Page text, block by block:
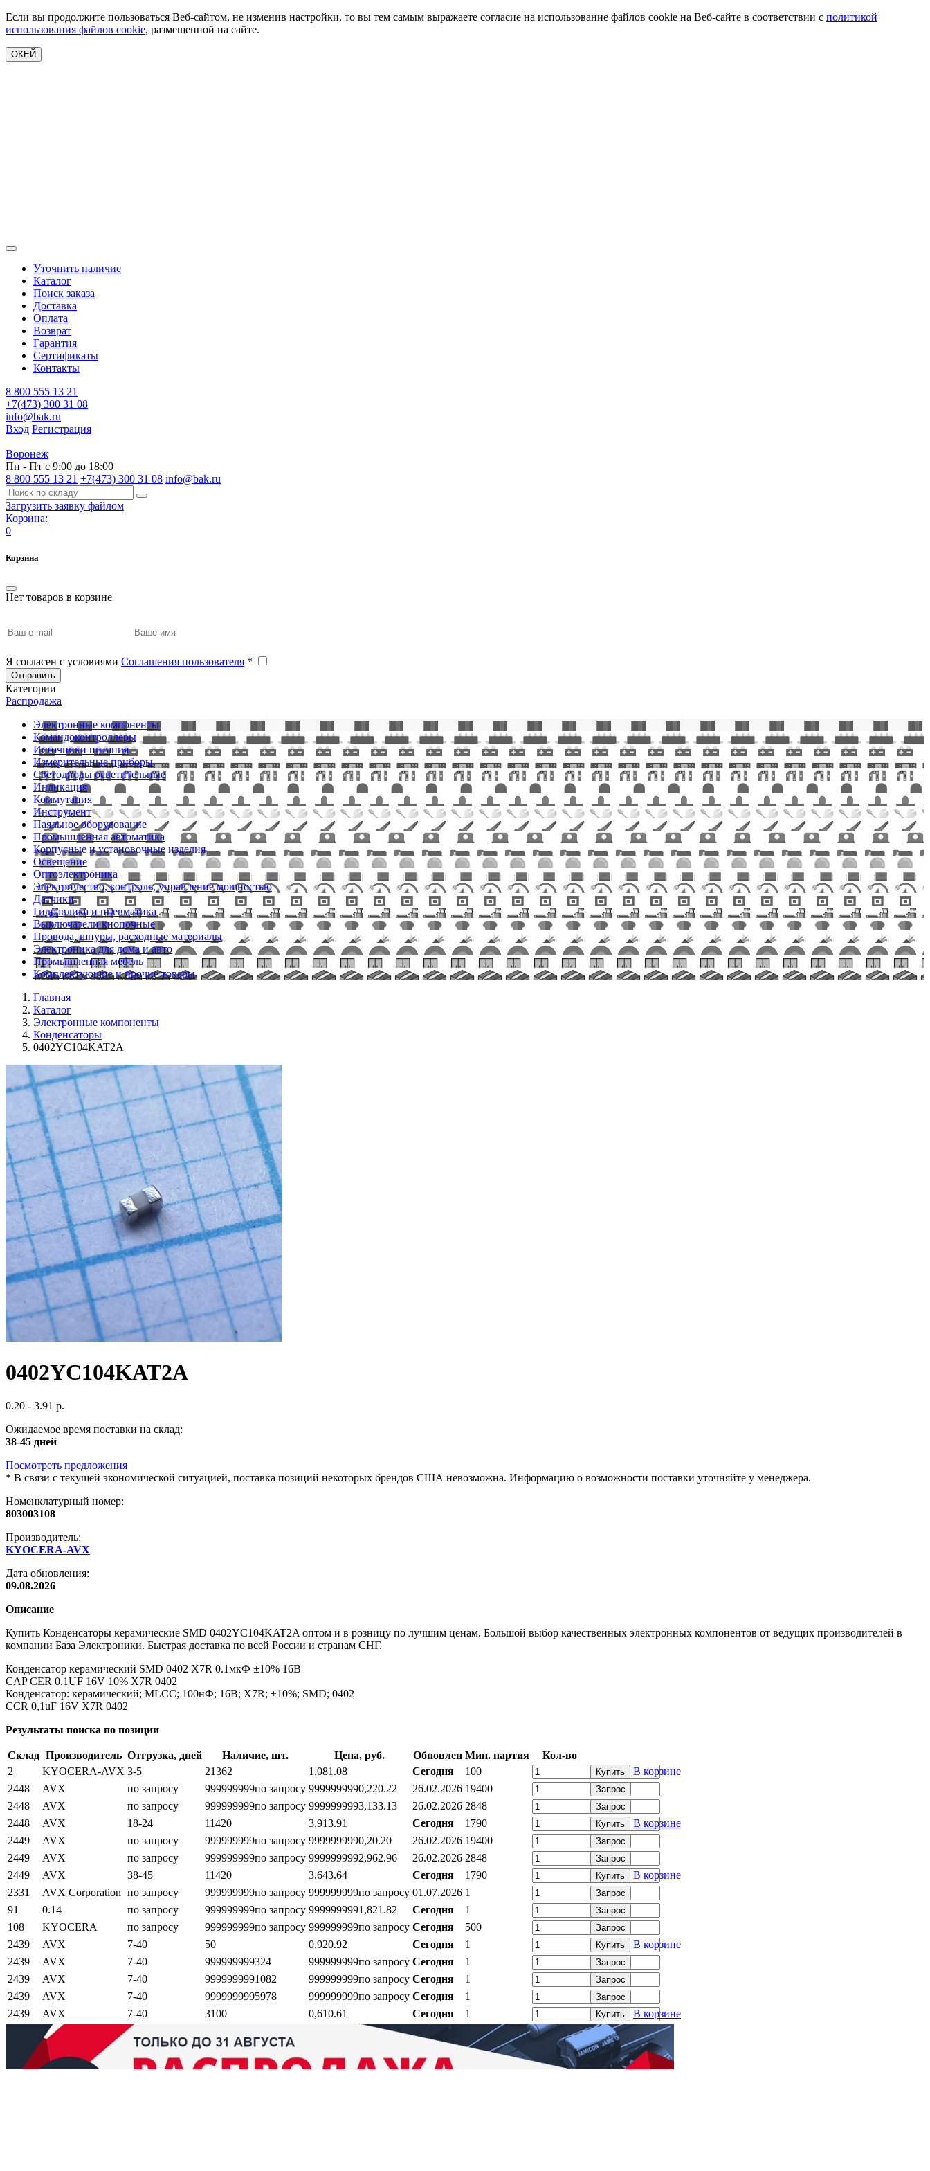
Если вы продолжите пользоваться Веб-сайтом, не изменив настройки, то вы тем самым выражаете согласие на использование файлов cookie на Веб-сайте в соответствии с политикой
использования файлов cookie, размещенной на сайте.
ОКЕЙ
Уточнить наличие
Каталог
Поиск заказа
Доставка
Оплата
Возврат
Гарантия
Сертификаты
Контакты
8 800 555 13 21
+7(473) 300 31 08
info@bak.ru
Вход Регистрация
Воронеж
Пн - Пт с 9:00 до 18:00
8 800 555 13 21 +7(473) 300 31 08 info@bak.ru
Загрузить заявку файлом
Корзина:
0
Корзина
Нет товаров в корзине
Я согласен с условиями Соглашения пользователя *
Отправить
Категории
Распродажа
Электронные компоненты
Командоконтроллеры
Источники питания
Измерительные приборы
Светодиоды осветительные
Индикация
Коммутация
Инструмент
Паяльное оборудование
Промышленная автоматика
Корпусные и установочные изделия
Освещение
Оптоэлектроника
Электричество, контроль, управление мощностью
Датчики
Гидравлика и пневматика
Выключатели кнопочные
Провода, шнуры, расходные материалы
Электроника для дома и авто
Промышленная мебель
Комплектующие и прочие товары
Главная
Каталог
Электронные компоненты
Конденсаторы
0402YC104KAT2A
0402YC104KAT2A
0.20 - 3.91 р.
Ожидаемое время поставки на склад:
38-45 дней
Посмотреть предложения
* В связи с текущей экономической ситуацией, поставка позиций некоторых брендов США невозможна. Информацию о возможности поставки уточняйте у менеджера.
Номенклатурный номер:
803003108
Производитель:
KYOCERA-AVX
Дата обновления:
09.08.2026
Описание
Купить Конденсаторы керамические SMD 0402YC104KAT2A оптом и в розницу по лучшим ценам. Большой выбор качественных электронных компонентов от ведущих производителей в
компании База Электроники. Быстрая доставка по всей России и странам СНГ.
Конденсатор керамический SMD 0402 X7R 0.1мкФ ±10% 16В
CAP CER 0.1UF 16V 10% X7R 0402
Конденсатор: керамический; MLCC; 100нФ; 16В; X7R; ±10%; SMD; 0402
CCR 0,1uF 16V X7R 0402
Результаты поиска по позиции
Склад Производитель Отгрузка, дней Наличие, шт. Цена, руб. Обновлен Мин. партия
Кол-во
2
KYOCERA-AVX 3-5 21362 1,081.08 Сегодня 100 Купить
В корзине
2448
AVX по запросу 999999999по запросу 9999999990,220.22 26.02.2026 19400 Запрос
2448 AVX по запросу 999999999по запросу 9999999993,133.13 26.02.2026 2848 Запрос
2448 AVX 18-24 11420 3,913.91 Сегодня 1790 Купить
В корзине
2449
AVX по запросу 999999999по запросу 9999999990,20.20 26.02.2026 19400 Запрос
2449 AVX по запросу 999999999по запросу 9999999992,962.96 26.02.2026 2848 Запрос
2449 AVX 38-45 11420 3,643.64 Сегодня 1790 Купить
В корзине
2331
AVX Corporation по запросу 999999999по запросу 999999999по запросу 01.07.2026 1 Запрос
91 0.14 по запросу 999999999по запросу 9999999991,821.82 Сегодня 1 Запрос
108 KYOCERA по запросу 999999999по запросу 999999999по запросу Сегодня 500 Запрос
2439 AVX 7-40 50 0,920.92 Сегодня 1 Купить
В корзине
2439
AVX 7-40 999999999324 999999999по запросу Сегодня 1 Запрос
2439 AVX 7-40 9999999991082 999999999по запросу Сегодня 1 Запрос
2439 AVX 7-40 9999999995978 999999999по запросу Сегодня 1 Запрос
2439 AVX 7-40 3100 0,610.61 Сегодня 1 Купить В корзине